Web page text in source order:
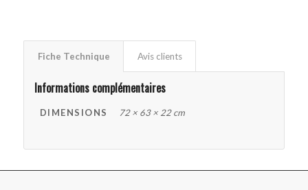
Fiche Technique Avis clients
Informations complémentaires
DIMENSIONS 72 × 63 × 22 cm